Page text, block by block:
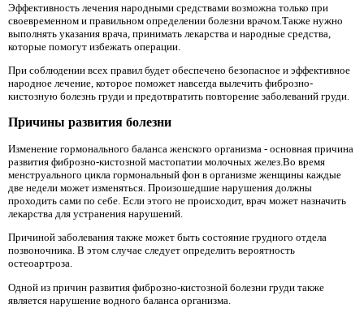
Эффективность лечения народными средствами возможна только при
своевременном и правильном определении болезни врачом.Также нужно
выполнять указания врача, принимать лекарства и народные средства,
которые помогут избежать операции.
При соблюдении всех правил будет обеспечено безопасное и эффективное
народное лечение, которое поможет навсегда вылечить фиброзно-
кистозную болезнь груди и предотвратить повторение заболеваний груди.
Причины развития болезни
Изменение гормонального баланса женского организма - основная причина
развития фиброзно-кистозной мастопатии молочных желез.Во время
менструального цикла гормональный фон в организме женщины каждые
две недели может изменяться. Произошедшие нарушения должны
проходить сами по себе. Если этого не происходит, врач может назначить
лекарства для устранения нарушений.
Причиной заболевания также может быть состояние грудного отдела
позвоночника. В этом случае следует определить вероятность
остеоартроза.
Одной из причин развития фиброзно-кистозной болезни груди также
является нарушение водного баланса организма.